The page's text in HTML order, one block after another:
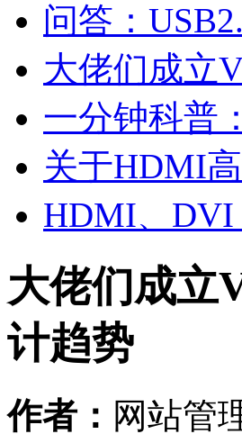
问答：
大佬们成立
一分钟科普
关于HDMI
HDMI、DVI
大佬们成立
计趋势
作者： 网站管